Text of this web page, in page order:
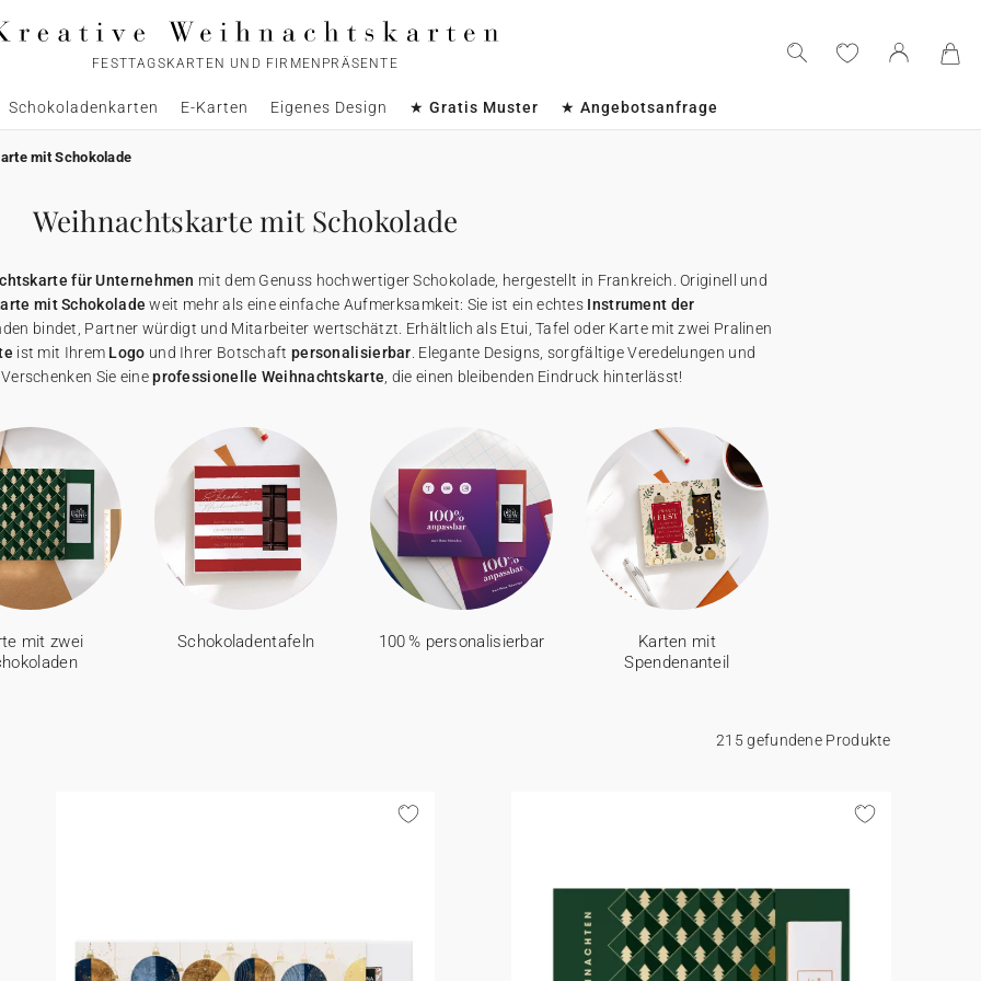
FESTTAGSKARTEN UND FIRMENPRÄSENTE
Schokoladenkarten E-Karten Eigenes Design ★ Gratis Muster ★ Angebotsanfrage
mit Schokolade
Weihnachtskarte mit Schokolade
für Unternehmen mit dem Genuss hochwertiger Schokolade, hergestellt in Frankreich. Originell und
mit Schokolade weit mehr als eine einfache Aufmerksamkeit: Sie ist ein echtes Instrument der
bindet, Partner würdigt und Mitarbeiter wertschätzt. Erhältlich als Etui, Tafel oder Karte mit zwei Pralinen
ist mit Ihrem Logo und Ihrer Botschaft personalisierbar . Elegante Designs, sorgfältige Veredelungen und
Sie eineprofessionelle Weihnachtskarte , die einen bleibenden Eindruck hinterlässt!
mit zwei
Schokoladentafeln 100 % personalisierbar
Karten mit
Spendenanteil
215 gefundene Produkte